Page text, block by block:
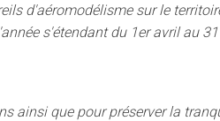
d'aéromodélisme sur le
s'étendant du 1er avril au
ainsi que pour préserver la